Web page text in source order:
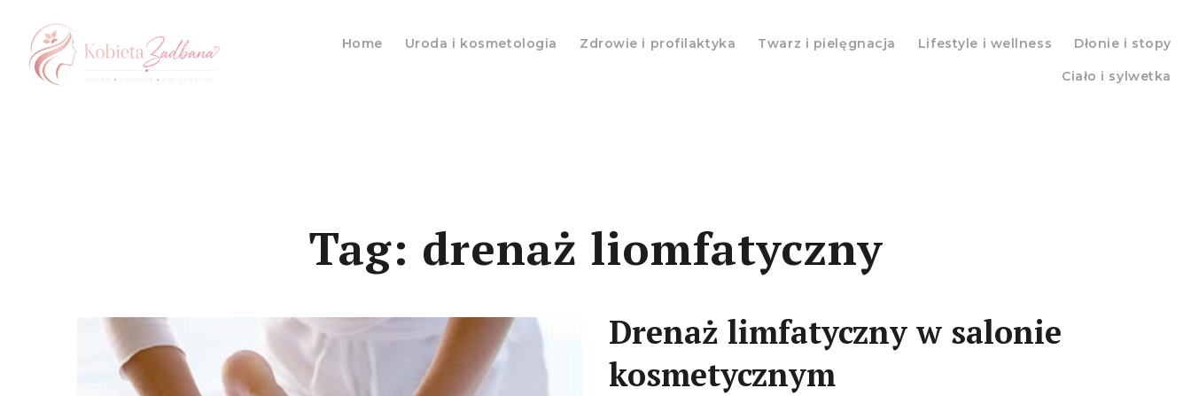
Home Uroda i kosmetologia Zdrowie i profilaktyka Twarz i pielęgnacja Lifestyle i wellness Dłonie i stopy
Ciało i sylwetka
Tag: drenaż liomfatyczny
Drenaż limfatyczny w salonie
kosmetycznym